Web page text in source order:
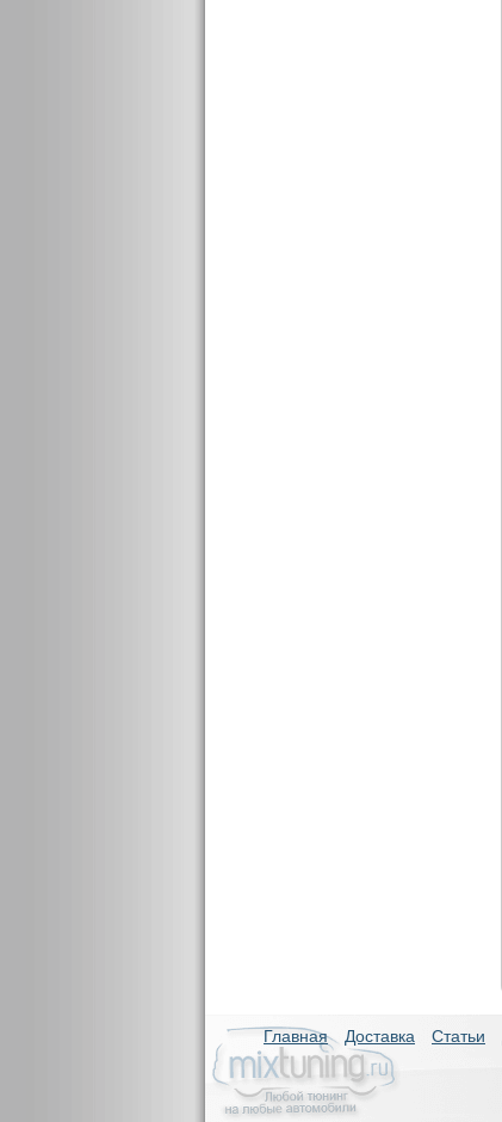
Главная Доставка Статьи